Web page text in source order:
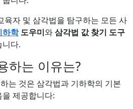
육자 및 삼각법을 탐구하는 모든 사
하학도우미와삼각법 값 찾기 도구
다.
하는 이유는?
는 것은 삼각법과 기하학의 기본
제공합니다: